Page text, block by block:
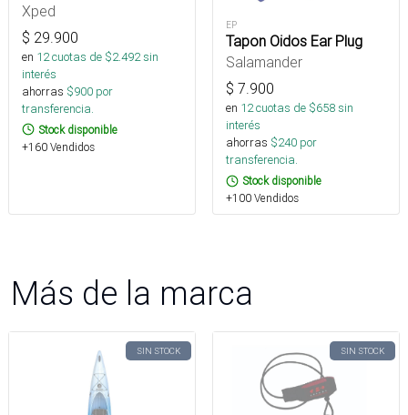
Xped
$ 29.900
en 12cuotas de $2.492sin
interés
ahorras $900 por
transferencia.
Stock disponible
+160 Vendidos
EP
Tapon Oidos Ear Plug
Salamander
$ 7.900
en 12cuotas de $658sin
interés
ahorras $240 por
transferencia.
Stock disponible
+100 Vendidos
Más de la marca
SIN STOCK SIN STOCK